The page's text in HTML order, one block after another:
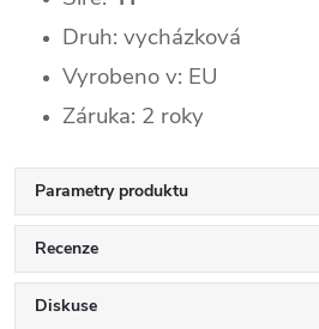
Druh: vycházková
Vyrobeno v: EU
Záruka: 2 roky
Parametry produktu
Recenze
Diskuse